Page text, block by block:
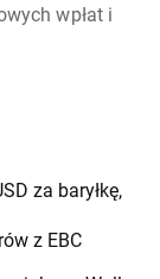
wpłat i
za baryłkę,
z EBC